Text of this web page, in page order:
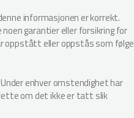
informasjonen er korrekt.
garantier eller forsikring for
oppstått eller oppstås som følge
enhver omstendighet har
om det ikke er tatt slik